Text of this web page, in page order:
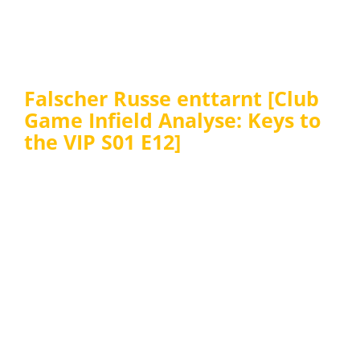
Falscher Russe enttarnt [Club
Game Infield Analyse: Keys to
the VIP S01 E12]